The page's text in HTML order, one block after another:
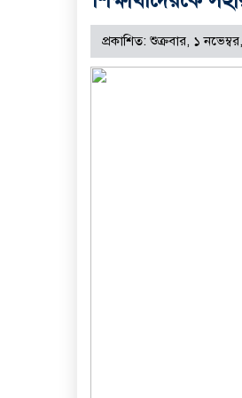
প্রকাশিত: শুক্রবার, ১